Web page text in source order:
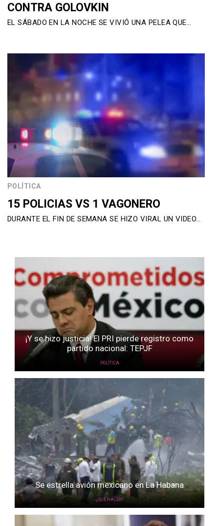
CONTRA GOLOVKIN
EL SÁBADO EN LA NOCHE SE VIVIÓ UNA PELEA QUE…
POLÍTICA
15 POLICIAS VS 1 VAGONERO
DURANTE EL FIN DE SEMANA SE HIZO VIRAL UN VIDEO…
¡Y se hizo justicia! El PRI pierde registro como
partido nacional: TEPJF
POLÍTICA
Se estrella avión mexicano en La Habana
¿QUÉ HACER?